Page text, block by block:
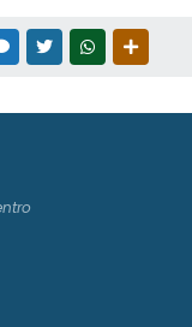
MESSENGER
TWITTERWHATSAPP